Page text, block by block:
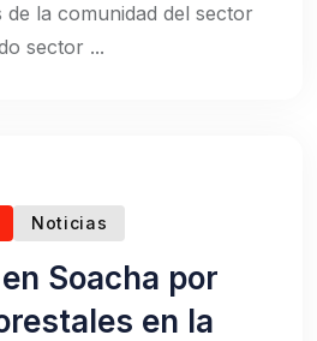
la comunidad del sector
sector ...
Noticias
Soacha por
en la